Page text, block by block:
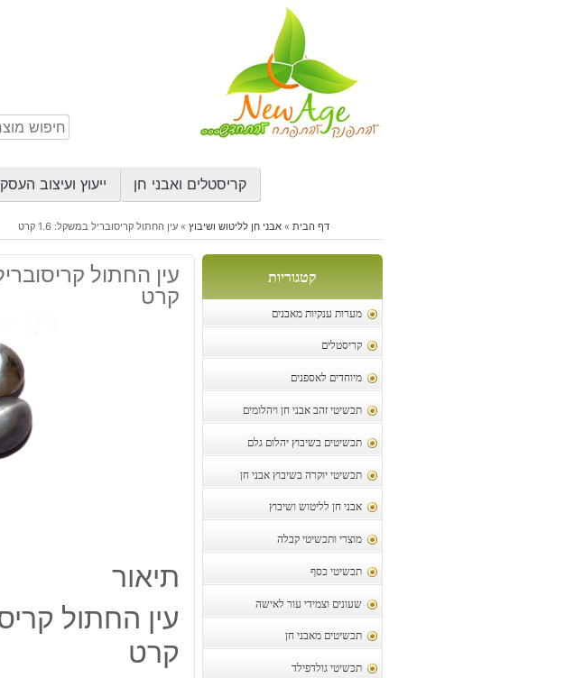
חיפוש
עבור:
קריסטלים ואבני חן ייעוץ ועיצוב העסק
דף הבית »אבני חן לליטוש ושיבוץ »עין החתול קריסובריל במשקל: 1.6 קרט
קטגוריות
מערות ענקיות מאבנים
קריסטלים
מיוחדים לאספנים
תכשיטי זהב אבני חן ויהלומים
תכשיטים בשיבוץ יהלום גלם
תכשיטי יוקרה בשיבוץ אבני חן
אבני חן לליטוש ושיבוץ
מוצרי ותכשיטי קבלה
תכשיטי כסף
שעונים וצמידי עור לאישה
תכשיטים מאבני חן
תכשיטי גולדפילד
קרט
תיאור
קרט